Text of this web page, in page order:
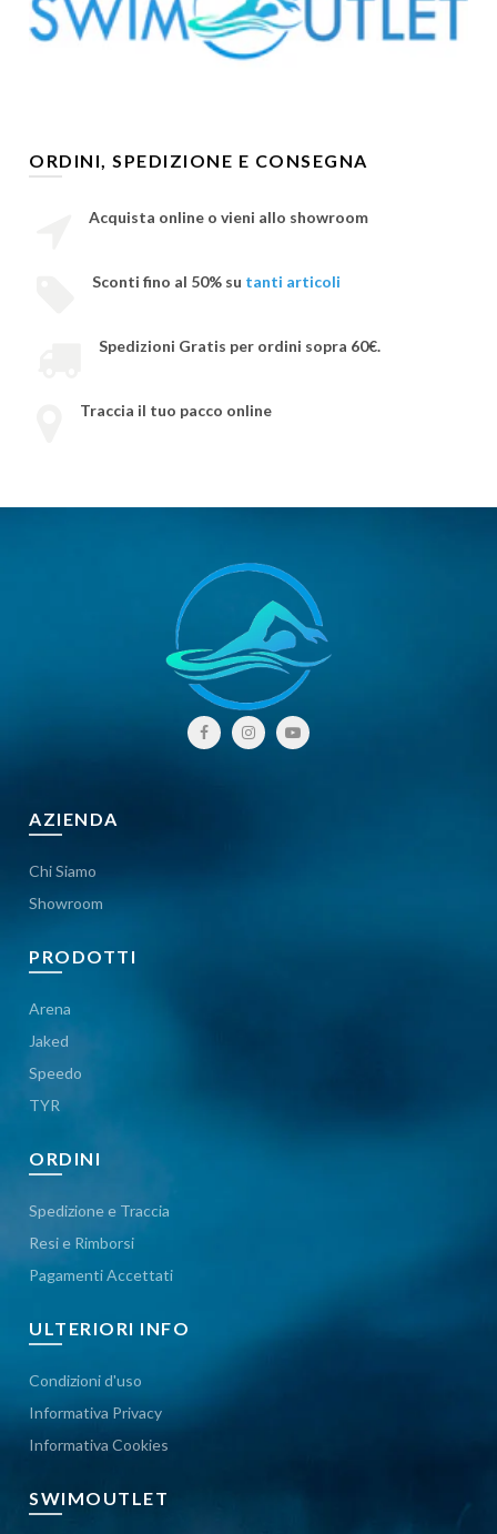
ORDINI, SPEDIZIONE E CONSEGNA
Acquista online o vieni allo showroom
Sconti fino al 50% su tanti articoli
Spedizioni Gratis per ordini sopra 60€.
Traccia il tuo pacco online
AZIENDA
Chi Siamo
Showroom
PRODOTTI
Arena
Jaked
Speedo
TYR
ORDINI
Spedizione e Traccia
Resi e Rimborsi
Pagamenti Accettati
ULTERIORI INFO
Condizioni d'uso
Informativa Privacy
Informativa Cookies
SWIMOUTLET